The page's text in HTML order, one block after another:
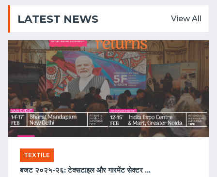
LATEST NEWS View All
TEXTILE
बजट २०२५-२६: टेक्सटाइल और गारमेंट सेक्टर को मिल सकती है प्रोत्साहनों की सौगात